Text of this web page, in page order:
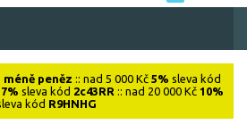
peněz :: nad 5 000 Kč 5% sleva kód
7% sleva kód 2c43RR :: nad 20 000 Kč 10%
kód R9HNHG